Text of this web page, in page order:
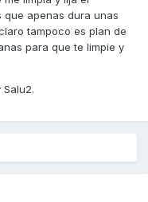
que apenas dura unas
tampoco es plan de
para que te limpie y